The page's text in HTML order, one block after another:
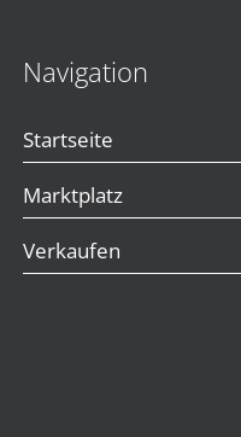
Navigation
Startseite
Marktplatz
Verkaufen